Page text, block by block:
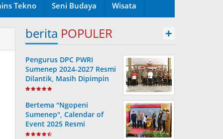
Tekno Seni Budaya Wisata
berita POPULER +
Pengurus DPC PWRI
Sumenep 2024-2027 Resmi
Dilantik, Masih Dipimpin
Rusydiyono
Bertema "Ngopeni
Sumenep", Calendar of
Event 2025 Resmi
Diluncurkan